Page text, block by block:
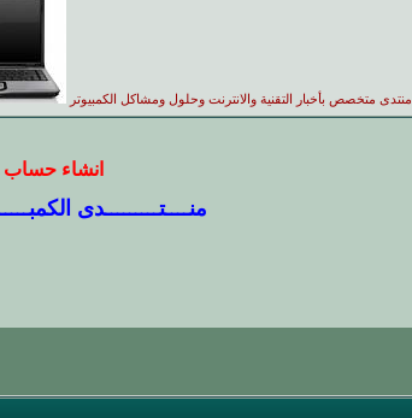
منتدى متخصص بأخبار التقنية والانترنت وحلول ومشاكل الكمبيوتر
انشاء حساب
منــــتـــــــــدى